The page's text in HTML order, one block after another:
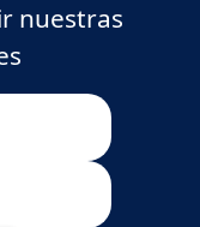
nuestras